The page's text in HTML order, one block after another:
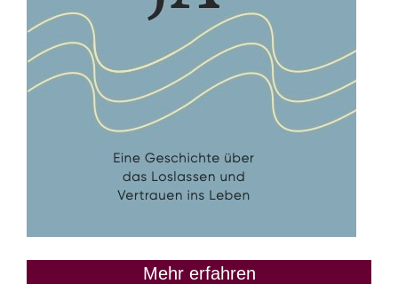
Mehr erfahren